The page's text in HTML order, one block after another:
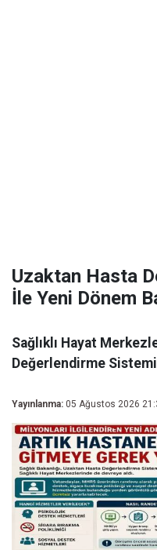
Uzaktan Hasta
İle Yeni Dönem
Sağlıklı Hayat
Değerlendirme
Yayınlanma: 05 Ağustos 2026